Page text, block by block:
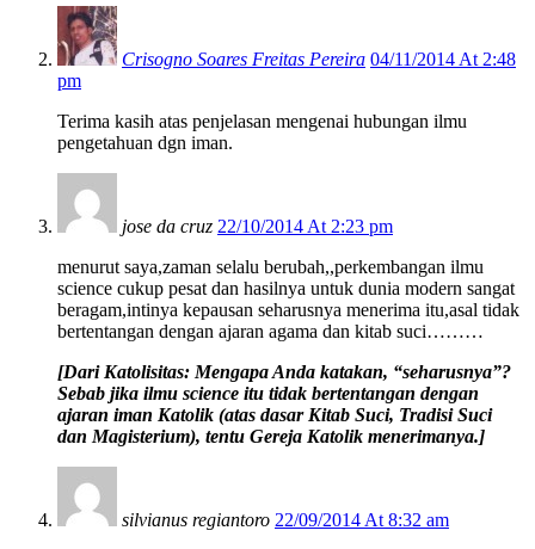
Crisogno Soares Freitas Pereira 04/11/2014 At 2:48
pm
Terima kasih atas penjelasan mengenai hubungan ilmu
pengetahuan dgn iman.
jose da cruz 22/10/2014 At 2:23 pm
menurut saya,zaman selalu berubah,,perkembangan ilmu
science cukup pesat dan hasilnya untuk dunia modern sangat
beragam,intinya kepausan seharusnya menerima itu,asal tidak
bertentangan dengan ajaran agama dan kitab suci………
[Dari Katolisitas: Mengapa Anda katakan, “seharusnya”?
Sebab jika ilmu science itu tidak bertentangan dengan
ajaran iman Katolik (atas dasar Kitab Suci, Tradisi Suci
dan Magisterium), tentu Gereja Katolik menerimanya.]
silvianus regiantoro 22/09/2014 At 8:32 am